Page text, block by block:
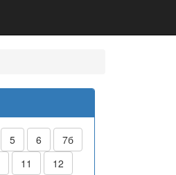
5 6
7б
11
12